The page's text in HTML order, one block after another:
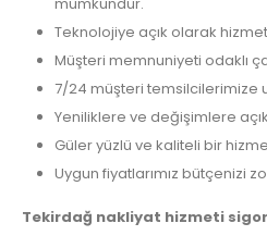
Teknolojiye açık olarak
Müşteri memnuniyeti odaklı
7/24 müşteri temsilcilerimize
Yeniliklere ve değişimlere
Güler yüzlü ve kaliteli bir
Uygun fiyatlarımız bütçenizi
Tekirdağ nakliyat hizmeti